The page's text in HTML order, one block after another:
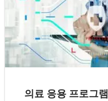
의료 응용 프로그램